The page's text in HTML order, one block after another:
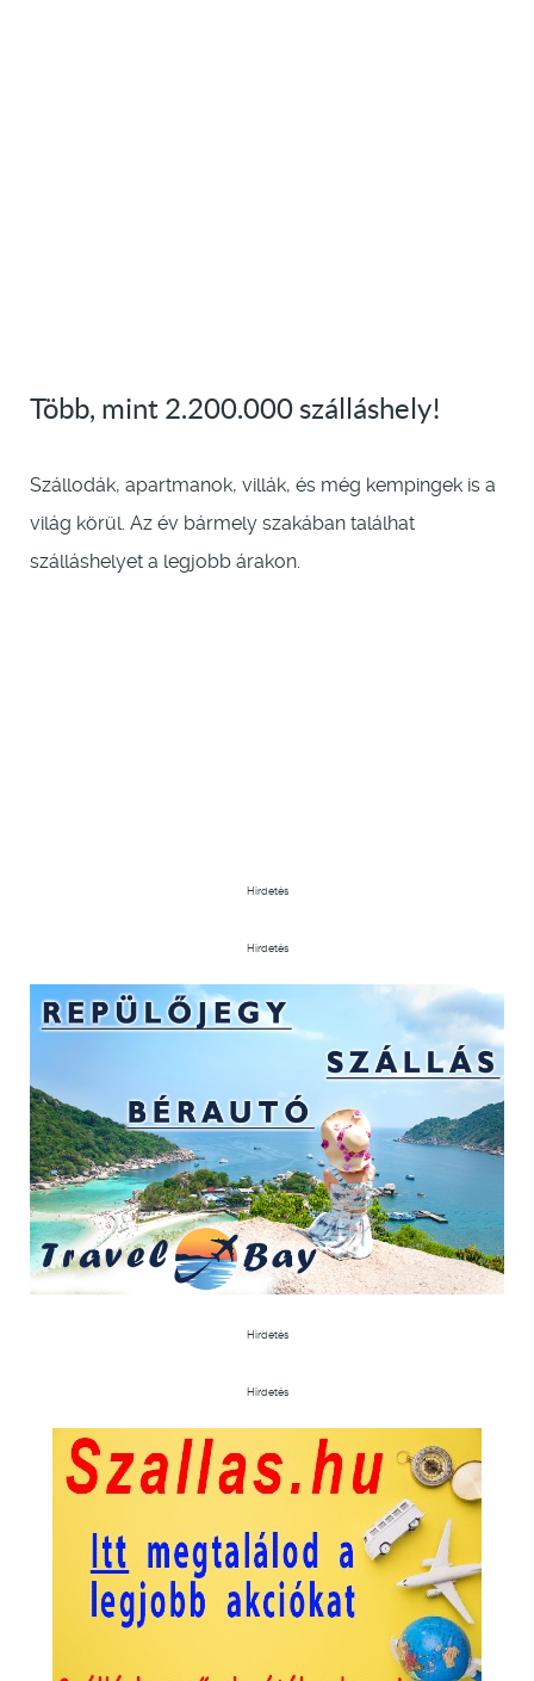
Több, mint 2.200.000 szálláshely!
Szállodák, apartmanok, villák, és még kempingek is a
világ körül. Az év bármely szakában találhat
szálláshelyet a legjobb árakon.
Hirdetés
Hirdetés
Hirdetés
Hirdetés